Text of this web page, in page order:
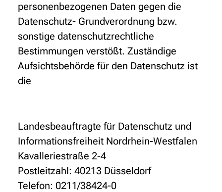
personenbezogenen Daten gegen die
Datenschutz- Grundverordnung bzw.
sonstige datenschutzrechtliche
Bestimmungen verstößt. Zuständige
Aufsichtsbehörde für den Datenschutz ist
die
Landesbeauftragte für Datenschutz und
Informationsfreiheit Nordrhein-Westfalen
Kavalleriestraße 2-4
Postleitzahl: 40213 Düsseldorf
Telefon: 0211/38424-0